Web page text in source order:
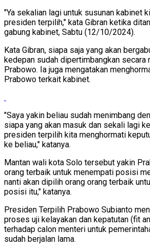
"Ya sekalian lagi untuk susunan kabinet
presiden terpilih," kata Gibran ketika
gabung kabinet, Sabtu (12/10/2024).
Kata Gibran, siapa saja yang akan
kedepan sudah dipertimbangkan secara
Prabowo. Ia juga mengatakan
Prabowo terkait kabinet.
"Saya yakin beliau sudah menimbang
siapa yang akan masuk dan sekali lagi
presiden terpilih kita menghormati
ke beliau," katanya.
Mantan wali kota Solo tersebut yakin
orang terbaik untuk menempati posisi
nanti akan dipilih orang orang terbaik
posisi itu," katanya.
Presiden Terpilih Prabowo Subianto
proses uji kelayakan dan kepatutan (fit
terhadap calon menteri untuk
sudah berjalan lama.